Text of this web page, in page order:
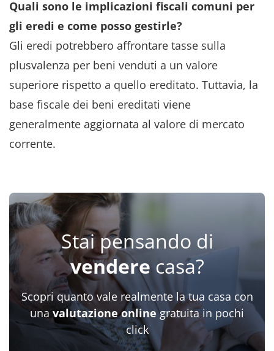
Quali sono le implicazioni fiscali comuni per
gli eredi e come posso gestirle?
Gli eredi potrebbero affrontare tasse sulla
plusvalenza per beni venduti a un valore
superiore rispetto a quello ereditato. Tuttavia, la
base fiscale dei beni ereditati viene
generalmente aggiornata al valore di mercato
corrente.
Stai pensando di
vendere casa?
Scopri quanto vale realmente la tua casa con
una valutazione onlinegratuita in pochi
click